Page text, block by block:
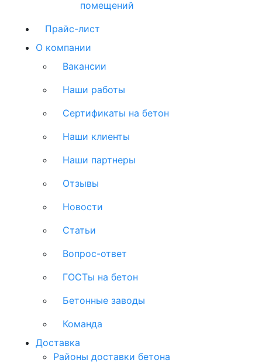
помещений
Прайс-лист
О компании
Вакансии
Наши работы
Сертификаты на бетон
Наши клиенты
Наши партнеры
Отзывы
Новости
Статьи
Вопрос-ответ
ГОСТы на бетон
Бетонные заводы
Команда
Доставка
Районы доставки бетона